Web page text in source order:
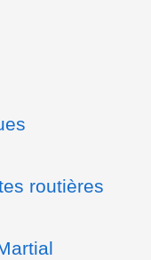
routières